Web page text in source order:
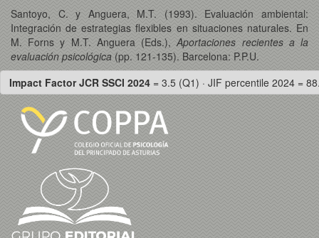
Santoyo, C. y Anguera, M.T. (1993). Evaluación ambiental:
Integración de estrategias flexibles en situaciones naturales. En
M. Forns y M.T. Anguera (Eds.),Aportaciones recientes a la
evaluación psicológica (pp. 121-135). Barcelona: P.P.U.
Impact Factor JCR SSCI 2024 = 3.5 (Q1) · JIF percentile 2024 =